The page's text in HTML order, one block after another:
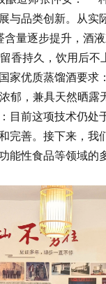
品类创新。从
量逐步提升，酒
持久，饮用后不
优质蒸馏酒要
，兼具天然晒
前这项技术仍
善。接下来，
性食品等领域